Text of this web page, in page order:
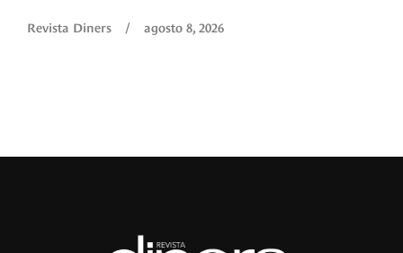
Revista Diners / agosto 8, 2026